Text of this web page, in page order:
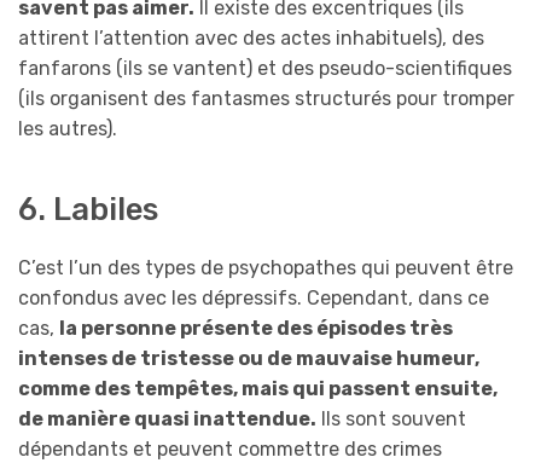
savent pas aimer. Il existe des excentriques (ils
attirent l’attention avec des actes inhabituels), des
fanfarons (ils se vantent) et des pseudo-scientifiques
(ils organisent des fantasmes structurés pour tromper
les autres).
6. Labiles
C’est l’un des types de psychopathes qui peuvent être
confondus avec les dépressifs. Cependant, dans ce
cas, la personne présente des épisodes très
intenses de tristesse ou de mauvaise humeur,
comme des tempêtes, mais qui passent ensuite,
de manière quasi inattendue. Ils sont souvent
dépendants et peuvent commettre des crimes